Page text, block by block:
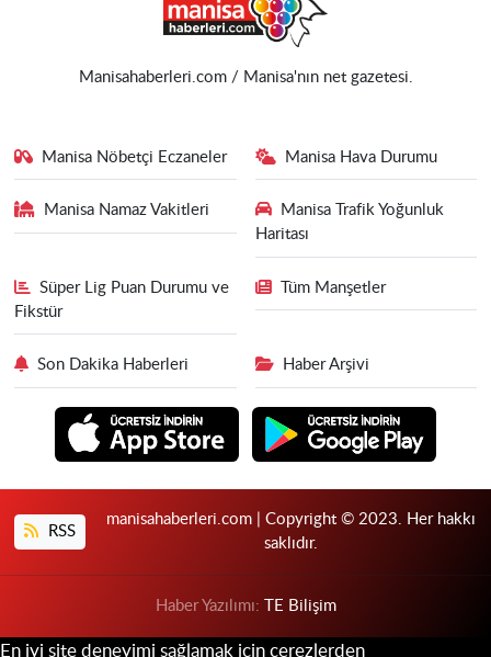
Manisahaberleri.com / Manisa'nın net gazetesi.
Manisa Nöbetçi Eczaneler Manisa Hava Durumu
Manisa Namaz Vakitleri
Manisa Trafik Yoğunluk
Haritası
Süper Lig Puan Durumu ve
Fikstür
Tüm Manşetler
Son Dakika Haberleri Haber Arşivi
RSS
manisahaberleri.com | Copyright © 2023. Her hakkı
saklıdır.
Haber Yazılımı: TE Bilişim
En iyi site deneyimi sağlamak için çerezlerden